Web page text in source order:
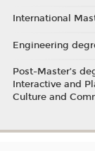
International
Engineering
Post-Master’s
Interactive and
Culture and